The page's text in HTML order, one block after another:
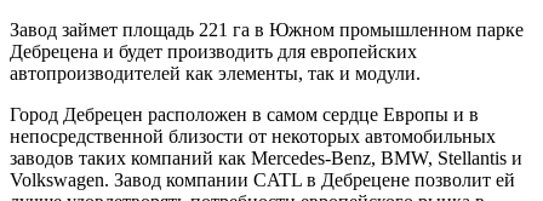
Завод займет площадь 221 га в Южном промышленном парке
Дебрецена и будет производить для европейских
автопроизводителей как элементы, так и модули.
Город Дебрецен расположен в самом сердце Европы и в
непосредственной близости от некоторых автомобильных
заводов таких компаний как Mercedes-Benz, BMW, Stellantis и
Volkswagen. Завод компании CATL в Дебрецене позволит ей